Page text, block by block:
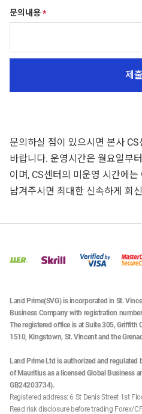
문의내용*
문의하실 점이 있으시면 본사
바랍니다. 운영시간은 월요일부
이며, CS센터의 미운영 시간에
남겨주시면 최대한 신속하게 회
Land Prime(SVG) is incorporated in St.
Business Company with registration
The registered office is at Suite 305, Griffith
1510, Kingstown, St. Vincent and the
Land Prime Ltd is authorized and regulated
of Mauritius as a licensed Global Business
GB24203734).
Registered address: 6 St Denis Street 1st
Read risk disclosure before trading Forex/